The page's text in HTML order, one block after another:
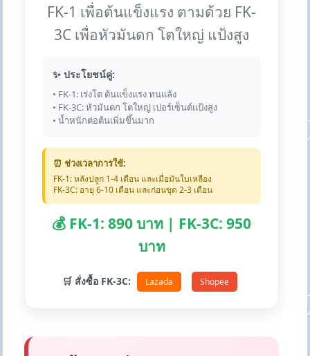
FK-1 เพื่อต้นแข็งแรง ตามด้วย FK-
3C เพื่อหัวมันดก โตใหญ่ แป้งสูง
✨ ประโยชน์คู่:
• FK-1: เร่งโต ต้นแข็งแรง ทนแล้ง
• FK-3C: หัวมันดก โตใหญ่ เปอร์เซ็นต์แป้งสูง
• น้ำหนักต่อต้นเพิ่มขึ้นมาก
⏰ ช่วงเวลาการใช้:
FK-1: หลังปลูก 1-4 เดือน และเมื่อมันใบเหลือง
FK-3C: อายุ 6-10 เดือน และก่อนขุด 2-3 เดือน
💰 FK-1: 890 บาท | FK-3C: 950
บาท
🛒 สั่งซื้อ FK-3C: Lazada Shopee